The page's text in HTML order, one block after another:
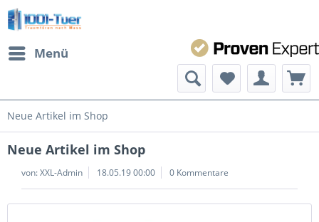
Menü
Neue Artikel im Shop
Neue Artikel im Shop
von:XXL-Admin 18.05.19 00:00 0 Kommentare